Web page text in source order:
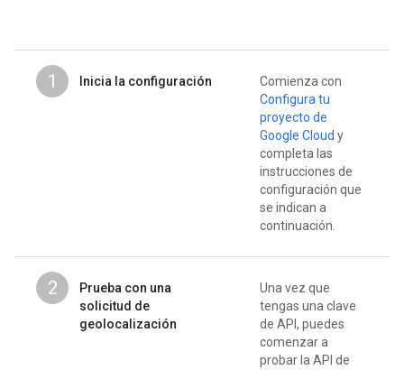
1 Inicia la configuración
Comienza con
Configura tu
proyecto de
Google Cloud y
completa las
instrucciones de
configuración que
se indican a
continuación.
2
Prueba con una
solicitud de
geolocalización
Una vez que
tengas una clave
de API, puedes
comenzar a
probar la API de